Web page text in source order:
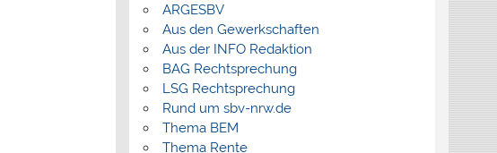
ARGESBV
Aus den Gewerkschaften
Aus der INFO Redaktion
BAG Rechtsprechung
LSG Rechtsprechung
Rund um sbv-nrw.de
Thema BEM
Thema Rente